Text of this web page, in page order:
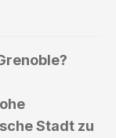
Stadt zu